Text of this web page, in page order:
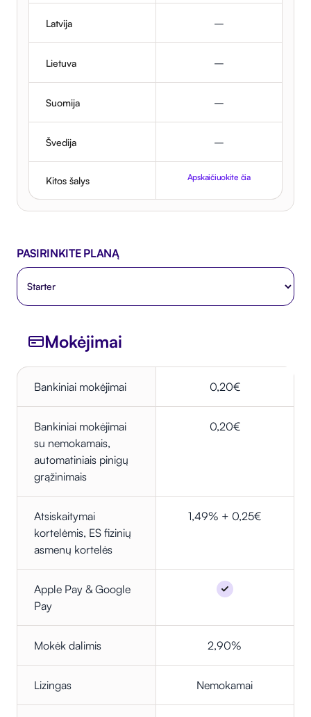
Latvija –
Lietuva –
Suomija –
Švedija –
Kitos šalys Apskaičiuokite čia
PASIRINKITE PLANĄ
Mokėjimai
Bankiniai mokėjimai 0,20€
Bankiniai mokėjimai
su nemokamais,
automatiniais pinigų
grąžinimais
0,20€
Atsiskaitymai
kortelėmis, ES fizinių
asmenų kortelės
1,49% + 0,25€
Apple Pay & Google
Pay
Mokėk dalimis 2,90%
Lizingas Nemokamai